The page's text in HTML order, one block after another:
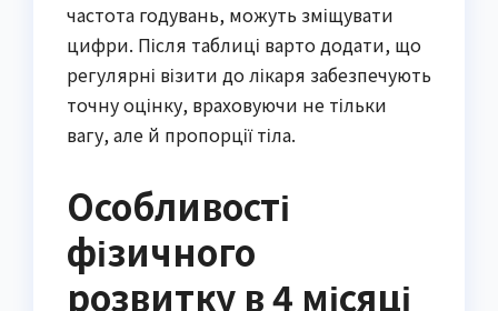
частота годувань, можуть зміщувати
цифри. Після таблиці варто додати, що
регулярні візити до лікаря забезпечують
точну оцінку, враховуючи не тільки
вагу, але й пропорції тіла.
Особливості
фізичного
розвитку в 4 місяці